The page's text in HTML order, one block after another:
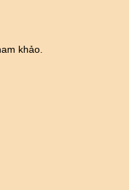
khảo.